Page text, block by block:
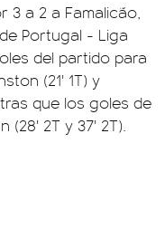
3 a 2 a Famalicão,
Portugal - Liga
del partido para
(21' 1T) y
que los goles de
(28' 2T y 37' 2T).